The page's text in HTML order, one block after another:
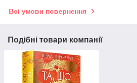
Всі умови повернення
Подібні товари компанії